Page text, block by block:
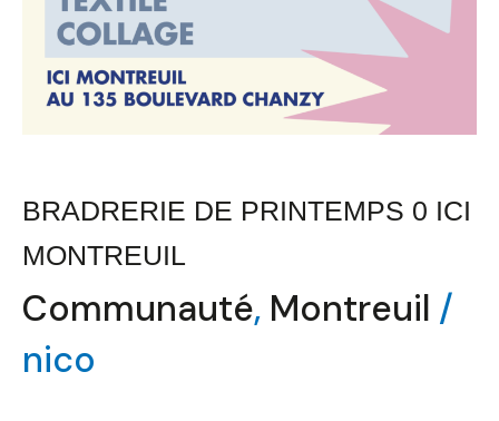
BRADRERIE DE PRINTEMPS 0 ICI
MONTREUIL
Communauté, Montreuil /
nico